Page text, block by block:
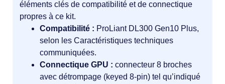
éléments clés de compatibilité et de connectique
propres à ce kit.
Compatibilité : ProLiant DL300 Gen10 Plus,
selon les Caractéristiques techniques
communiquées.
Connectique GPU : connecteur 8 broches
avec détrompage (keyed 8-pin) tel qu’indiqué